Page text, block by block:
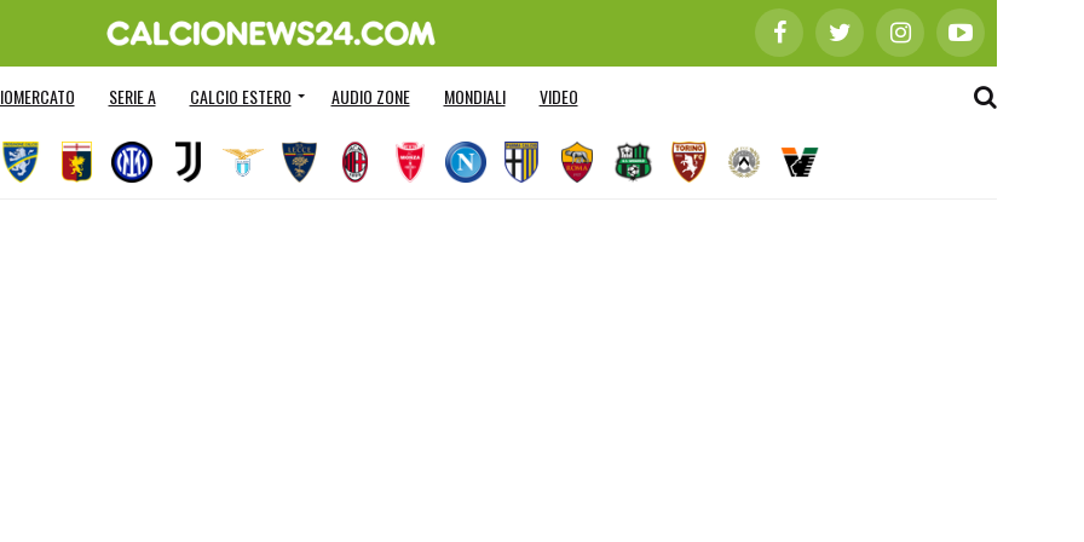
SERIE A CALCIO ESTERO AUDIO ZONE MONDIALI VIDEO